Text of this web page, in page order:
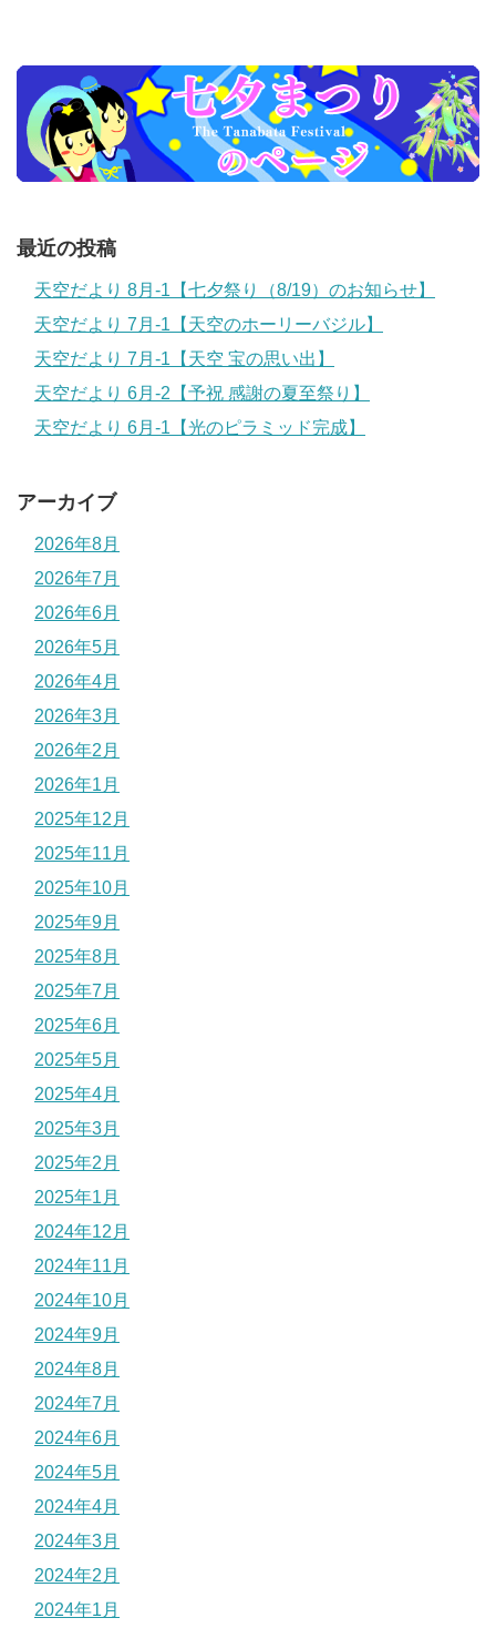
最近の投稿
天空だより 8月-1【七夕祭り（8/19）のお知らせ】
天空だより 7月-1【天空のホーリーバジル】
天空だより 7月-1【天空 宝の思い出】
天空だより 6月-2【予祝 感謝の夏至祭り】
天空だより 6月-1【光のピラミッド完成】
アーカイブ
2026年8月
2026年7月
2026年6月
2026年5月
2026年4月
2026年3月
2026年2月
2026年1月
2025年12月
2025年11月
2025年10月
2025年9月
2025年8月
2025年7月
2025年6月
2025年5月
2025年4月
2025年3月
2025年2月
2025年1月
2024年12月
2024年11月
2024年10月
2024年9月
2024年8月
2024年7月
2024年6月
2024年5月
2024年4月
2024年3月
2024年2月
2024年1月